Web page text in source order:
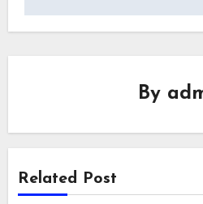
By
Related Post